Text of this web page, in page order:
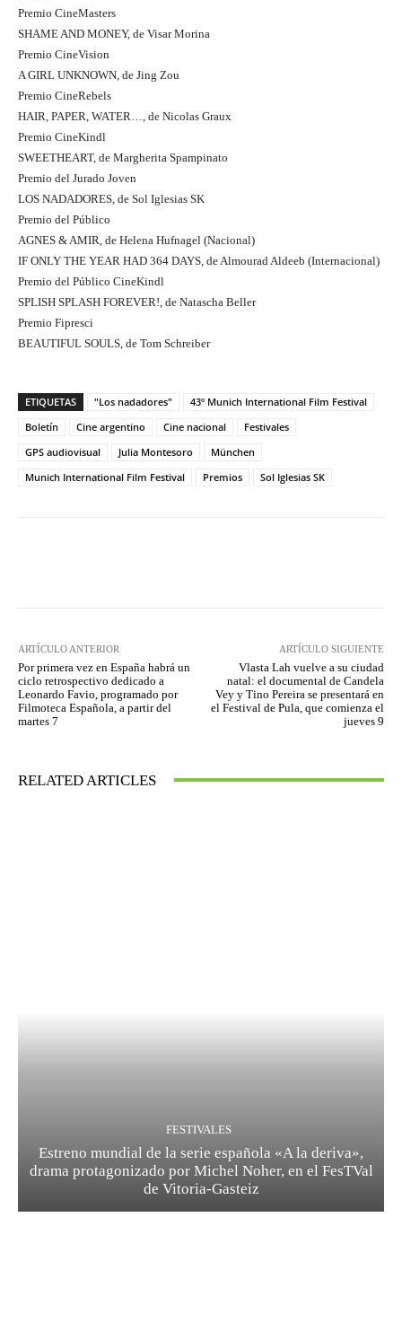
Premio CineMasters
SHAME AND MONEY, de Visar Morina
Premio CineVision
A GIRL UNKNOWN, de Jing Zou
Premio CineRebels
HAIR, PAPER, WATER…, de Nicolas Graux
Premio CineKindl
SWEETHEART, de Margherita Spampinato
Premio del Jurado Joven
LOS NADADORES, de Sol Iglesias SK
Premio del Público
AGNES & AMIR, de Helena Hufnagel (Nacional)
IF ONLY THE YEAR HAD 364 DAYS, de Almourad Aldeeb (Internacional)
Premio del Público CineKindl
SPLISH SPLASH FOREVER!, de Natascha Beller
Premio Fipresci
BEAUTIFUL SOULS, de Tom Schreiber
ETIQUETAS "Los nadadores"
43º Munich International Film Festival
Boletín
Cine argentino Cine nacional
Festivales
GPS audiovisual
Julia Montesoro
München
Munich International Film Festival
Premios Sol Iglesias SK
ARTÍCULO ANTERIOR
Por primera vez en España habrá un
ciclo retrospectivo dedicado a
Leonardo Favio, programado por
Filmoteca Española, a partir del
martes 7
ARTÍCULO SIGUIENTE
Vlasta Lah vuelve a su ciudad
natal: el documental de Candela
Vey y Tino Pereira se presentará en
el Festival de Pula, que comienza el
jueves 9
RELATED ARTICLES
FESTIVALES
Estreno mundial de la serie española «A la deriva»,
drama protagonizado por Michel Noher, en el FesTVal
de Vitoria-Gasteiz